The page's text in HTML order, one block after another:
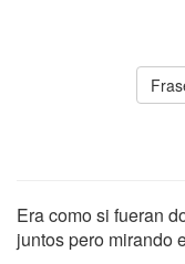
Era como si fueran
juntos pero mirando